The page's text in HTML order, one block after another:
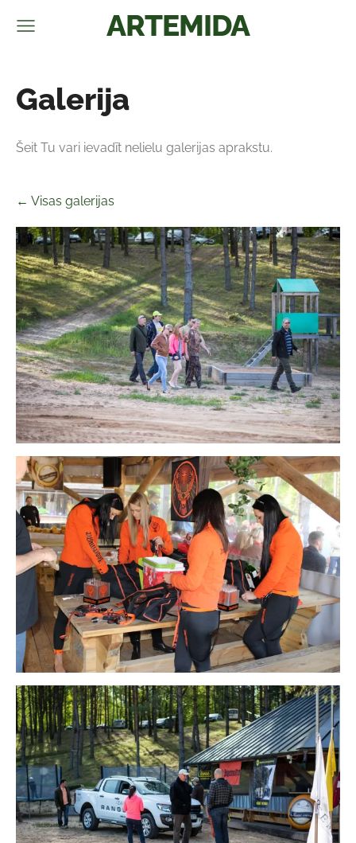
ARTEMIDA
Galerija
Šeit Tu vari ievadīt nelielu galerijas aprakstu.
Visas galerijas